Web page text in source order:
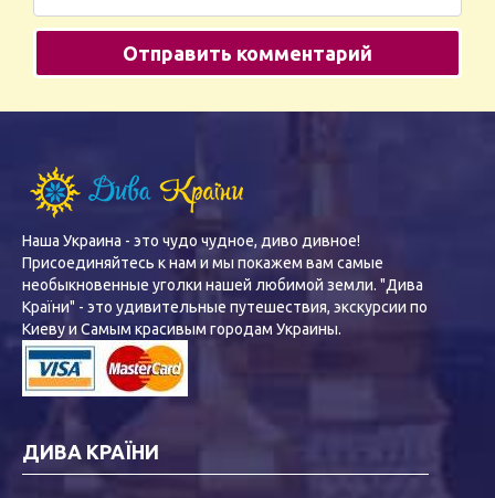
Наша Украина - это чудо чудное, диво дивное!
Присоединяйтесь к нам и мы покажем вам самые
необыкновенные уголки нашей любимой земли. "Дива
Країни" - это удивительные путешествия, экскурсии по
Киеву и Самым красивым городам Украины.
ДИВА КРАЇНИ